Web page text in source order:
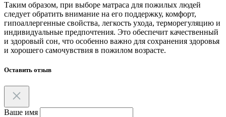
Таким образом, при выборе матраса для пожилых людей
следует обратить внимание на его поддержку, комфорт,
гипоаллергенные свойства, легкость ухода, терморегуляцию и
индивидуальные предпочтения. Это обеспечит качественный
и здоровый сон, что особенно важно для сохранения здоровья
и хорошего самочувствия в пожилом возрасте.
Оставить отзыв
Ваше имя